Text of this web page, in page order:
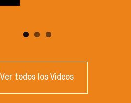
Ver todos los Videos